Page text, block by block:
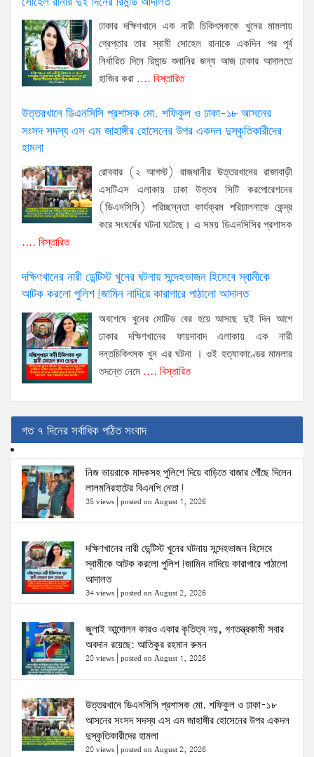
ঢাকার দক্ষিণখানে এক নারী চিকিৎসককে খুনের মামলায়
গ্রেপ্তার তার স্বামী সোহেল রানাকে একদিন পর পূর্ব
নির্ধারিত দিনে রিমান্ড শুনানির জন্য আজ ঢাকার আদালতে
হাজির করা .... বিস্তারিত
উত্তরখানে ডিএনসিসি প্রশাসক মো. শফিকুল ও ঢাকা-১৮ আসনের
সংসদ সদস্য এস এম জাহাঙ্গীর হোসেনের উপর একদল দুস্কৃতিকারীদের
হামলা
রোববার (২ আগস্ট) রাজধানীর উত্তরখানের রাজাবাড়ী
এসটিএস এলাকায় ঢাকা উত্তর সিটি করপোরেশনের
(ডিএনসিসি) পরিচ্ছন্নতা কার্যক্রম পরিচালনাকে কেন্দ্র
করে সংঘর্ষের ঘটনা ঘটেছে। এ সময় ডিএনসিসির প্রশাসক
.... বিস্তারিত
দক্ষিণখানের নারী ডেন্টিস্ট খুনের ঘটনায় সন্দেহভাজন হিসেবে স্বামীকে
আটক করলো পুলিশ!জামিন নাদিয়ে কারাগারে পাঠালো আদালত
অবশেষে খুনের মোটিভ বের হয়ে আসছে দুই দিন আগে
ঢাকার দক্ষিণখানের ফায়দাবাদ এলাকায় এক নারী
দন্তচিকিৎসক খুন এর ঘটনা । ওই হত্যাকাণ্ডের মামলার
তদন্তে নেমে .... বিস্তারিত
গত ৭ দিনের সর্বাধিক পঠিত সংবাদ
নিজ ভায়রাকে মাদকসহ পুলিশে দিয়ে বাড়িতে বাজার পৌঁছে দিলেন
লালমনিরহাটের বিএনপি নেতা!
35 views posted on August 1, 2026
দক্ষিণখানের নারী ডেন্টিস্ট খুনের ঘটনায় সন্দেহভাজন হিসেবে
স্বামীকে আটক করলো পুলিশ!জামিন নাদিয়ে কারাগারে পাঠালো
আদালত
34 views posted on August 2, 2026
জুলাই আন্দোলন কারও একার কৃতিত্ব নয়, গণতন্ত্রকামী সবার
অবদান রয়েছে: আতিকুর রহমান রুমন
20 views posted on August 1, 2026
উত্তরখানে ডিএনসিসি প্রশাসক মো. শফিকুল ও ঢাকা-১৮
আসনের সংসদ সদস্য এস এম জাহাঙ্গীর হোসেনের উপর একদল
দুস্কৃতিকারীদের হামলা
20 views posted on August 2, 2026